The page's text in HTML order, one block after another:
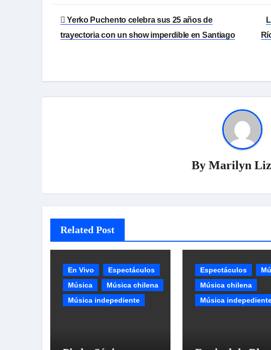
Navegación
de
Yerko Puchento celebra sus 25 años de
trayectoria con un show imperdible en Santiago
By Marilyn
Related Post
En Vivo
Espectáculos
Música
Música chilena
Música indepediente
Espectáculos
Música chilena
Música